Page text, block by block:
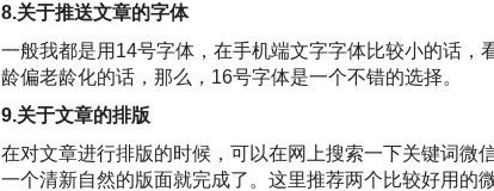
8.关于推送文章的字体
一般我都是用14号字体，在手机端文字字体比较小的话，
龄偏老龄化的话，那么，16号字体是一个不错的选择。
9.关于文章的排版
在对文章进行排版的时候，可以在网上搜索一下关键词微
一个清新自然的版面就完成了。这里推荐两个比较好用的